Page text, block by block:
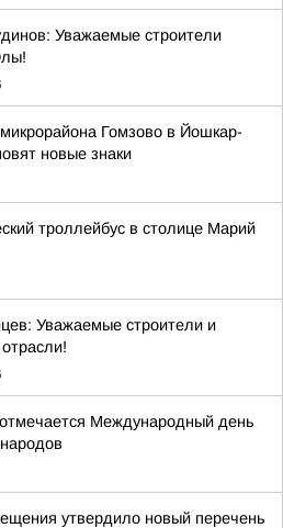
Уважаемые строители
Гомзово в Йошкар-
новые знаки
троллейбус в столице Марий
Уважаемые строители и
отмечается Международный день
утвердило новый перечень